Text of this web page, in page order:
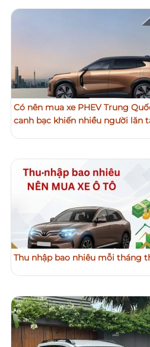
Có nên mua xe PHEV Trung
canh bạc khiến nhiều người lăn
Thu nhập bao nhiêu mỗi tháng